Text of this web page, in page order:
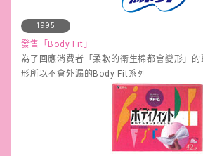
1995
發售「Body Fit」
為了回應消費者「柔軟的衛生棉都會變形」
形所以不會外漏的Body Fit系列